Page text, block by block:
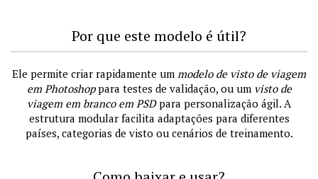
Por que este modelo é útil?
Ele permite criar rapidamente um modelo de visto de viagem
em Photoshoppara testes de validação, ou um visto de
viagem em branco em PSDpara personalização ágil. A
estrutura modular facilita adaptações para diferentes
países, categorias de visto ou cenários de treinamento.